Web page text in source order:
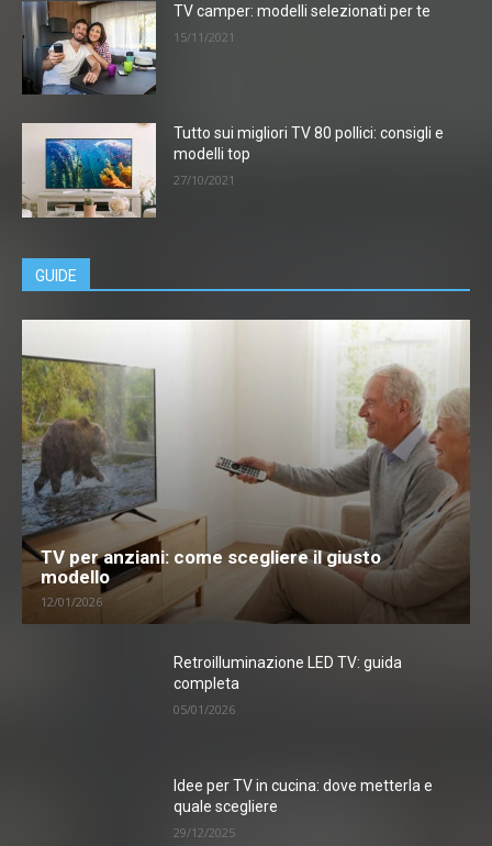
TV camper: modelli selezionati per te
15/11/2021
Tutto sui migliori TV 80 pollici: consigli e
modelli top
27/10/2021
GUIDE
TV per anziani: come scegliere il giusto
modello
12/01/2026
Retroilluminazione LED TV: guida
completa
05/01/2026
Idee per TV in cucina: dove metterla e
quale scegliere
29/12/2025